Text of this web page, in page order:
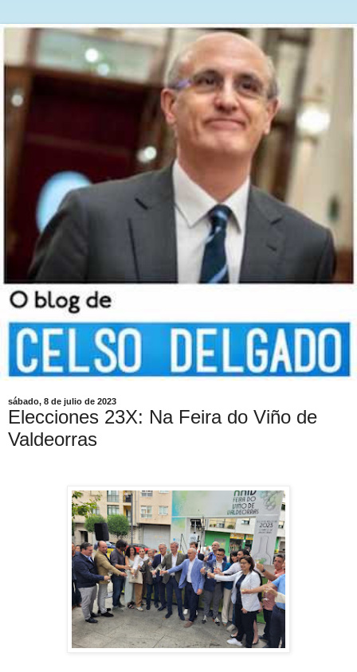
sábado, 8 de julio de 2023
Elecciones 23X: Na Feira do Viño de
Valdeorras